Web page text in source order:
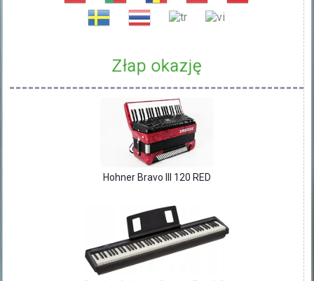
Złap okazję
Hohner Bravo III 120 RED